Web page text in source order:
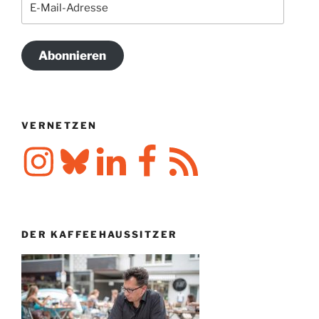
Mail-
Abonnieren
VERNETZEN
InstagramBlueskyLinkedIn FacebookRSS-
Feed
DER KAFFEEHAUSSITZER